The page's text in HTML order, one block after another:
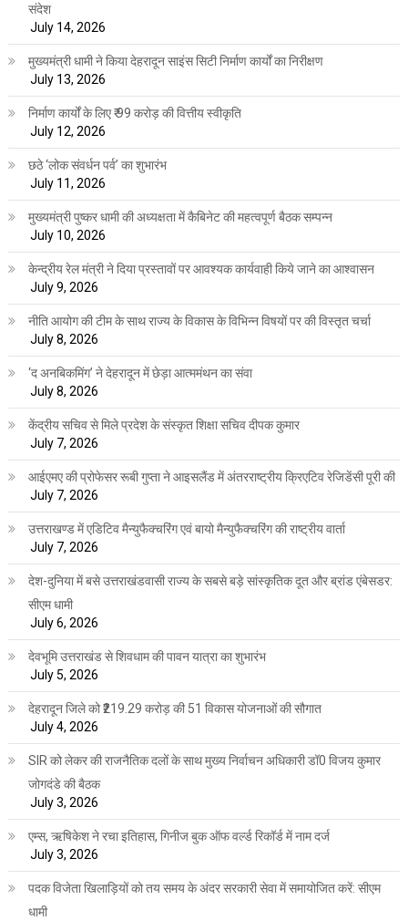
संदेश
July 14, 2026
मुख्यमंत्री धामी ने किया देहरादून साइंस सिटी निर्माण कार्यों का निरीक्षण
July 13, 2026
निर्माण कार्यों के लिए ₹ 99 करोड़ की वित्तीय स्वीकृति
July 12, 2026
छठे ‘लोक संवर्धन पर्व’ का शुभारंभ
July 11, 2026
मुख्यमंत्री पुष्कर धामी की अध्यक्षता में कैबिनेट की महत्वपूर्ण बैठक सम्पन्न
July 10, 2026
केन्द्रीय रेल मंत्री ने दिया प्रस्तावों पर आवश्यक कार्यवाही किये जाने का आश्वासन
July 9, 2026
नीति आयोग की टीम के साथ राज्य के विकास के विभिन्न विषयों पर की विस्तृत चर्चा
July 8, 2026
‘द अनबिकमिंग’ ने देहरादून में छेड़ा आत्ममंथन का संवा
July 8, 2026
केंद्रीय सचिव से मिले प्रदेश के संस्कृत शिक्षा सचिव दीपक कुमार
July 7, 2026
आईएमए की प्रोफेसर रूबी गुप्ता ने आइसलैंड में अंतरराष्ट्रीय क्रिएटिव रेजिडेंसी पूरी की
July 7, 2026
उत्तराखण्ड में एडिटिव मैन्युफैक्चरिंग एवं बायो मैन्युफैक्चरिंग की राष्ट्रीय वार्ता
July 7, 2026
देश-दुनिया में बसे उत्तराखंडवासी राज्य के सबसे बड़े सांस्कृतिक दूत और ब्रांड एंबेसडर:
सीएम धामी
July 6, 2026
देवभूमि उत्तराखंड से शिवधाम की पावन यात्रा का शुभारंभ
July 5, 2026
देहरादून जिले को ₹219.29 करोड़ की 51 विकास योजनाओं की सौगात
July 4, 2026
SIR को लेकर की राजनैतिक दलों के साथ मुख्य निर्वाचन अधिकारी डॉ0 विजय कुमार
जोगदंडे की बैठक
July 3, 2026
एम्स, ऋषिकेश ने रचा इतिहास, गिनीज बुक ऑफ वर्ल्ड रिकॉर्ड में नाम दर्ज
July 3, 2026
पदक विजेता खिलाड़ियों को तय समय के अंदर सरकारी सेवा में समायोजित करें: सीएम
धामी